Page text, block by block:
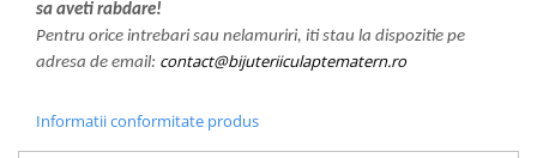
sa aveti rabdare!
Pentru orice intrebari sau nelamuriri, iti stau la dispozitie pe
adresa de email: contact@bijuteriiculaptematern.ro
Informatii conformitate produs